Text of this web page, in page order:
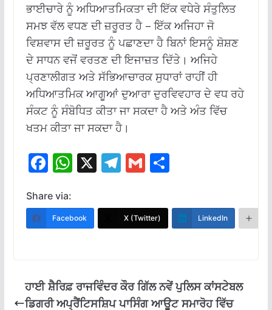
ਭਾਈਚਾਰੇ ਨੂੰ ਅਧਿਆਤਮਿਕਤਾ ਦੀ ਇੱਕ ਵਧੇਰੇ ਸੰਤੁਲਿਤ
ਸਮਝ ਵੱਲ ਵਧਣ ਦੀ ਜ਼ਰੂਰਤ ਹੈ – ਇੱਕ ਅਜਿਹਾ ਜੋ
ਵਿਸ਼ਵਾਸ ਦੀ ਜ਼ਰੂਰਤ ਨੂੰ ਪਛਾਣਦਾ ਹੈ ਬਿਨਾਂ ਇਸਨੂੰ ਸ਼ੋਸ਼ਣ
ਦੇ ਸਾਧਨ ਵਜੋਂ ਵਰਤਣ ਦੀ ਇਜਾਜ਼ਤ ਦਿੱਤੇ। ਅਜਿਹੇ
ਪ੍ਰਣਾਲੀਗਤ ਅਤੇ ਸੱਭਿਆਚਾਰਕ ਸੁਧਾਰਾਂ ਰਾਹੀਂ ਹੀ
ਅਧਿਆਤਮਿਕ ਆਗੂਆਂ ਦੁਆਰਾ ਦੁਰਵਿਵਹਾਰ ਦੇ ਵਧ ਰਹੇ
ਸੰਕਟ ਨੂੰ ਸੰਬੋਧਿਤ ਕੀਤਾ ਜਾ ਸਕਦਾ ਹੈ ਅਤੇ ਅੰਤ ਵਿੱਚ
ਖਤਮ ਕੀਤਾ ਜਾ ਸਕਦਾ ਹੈ।
F
ac
e
b
k
W
h
at
s
p
X T
el
e
gr
G
m
ai
l
S
ar
e
Share via:
Facebook X (Twitter) LinkedIn
ਹਾਈ ਸ਼ੈਰਿਫ਼ ਰਾਜਵਿੰਦਰ ਕੌਰ ਗਿੱਲ ਨਵੇਂ ਪੁਲਿਸ ਕਾਂਸਟੇਬਲ
ਡਿਗਰੀ ਅਪ੍ਰੈਂਟਿਸਸ਼ਿਪ ਪਾਸਿੰਗ ਆਊਟ ਸਮਾਰੋਹ ਵਿੱਚ